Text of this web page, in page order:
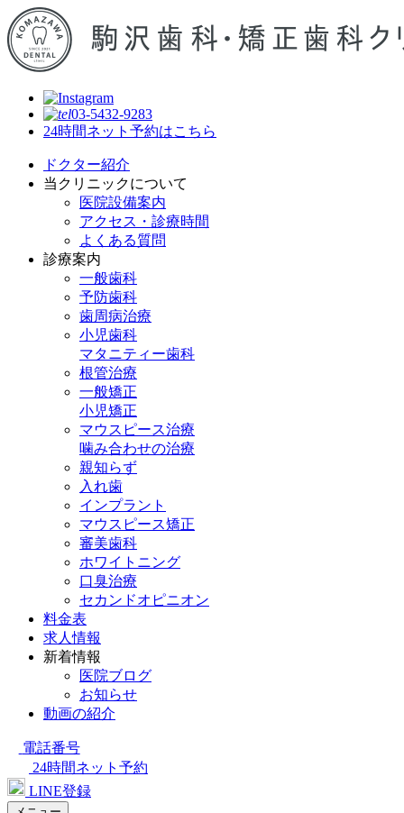
03-5432-9283
24時間ネット予約はこちら
ドクター紹介
当クリニックについて
医院設備案内
アクセス・診療時間
よくある質問
診療案内
一般歯科
予防歯科
歯周病治療
小児歯科
マタニティー歯科
根管治療
一般矯正
小児矯正
マウスピース治療
噛み合わせの治療
親知らず
入れ歯
インプラント
マウスピース矯正
審美歯科
ホワイトニング
口臭治療
セカンドオピニオン
料金表
求人情報
新着情報
医院ブログ
お知らせ
動画の紹介
電話番号
24時間ネット予約
LINE登録